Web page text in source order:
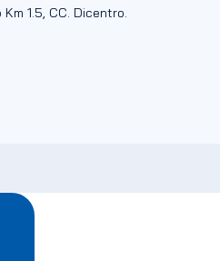
1.5, CC. Dicentro.